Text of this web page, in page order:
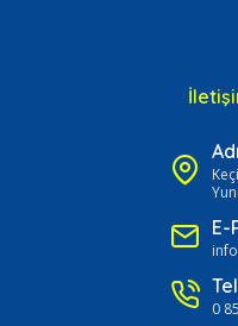
E-
0